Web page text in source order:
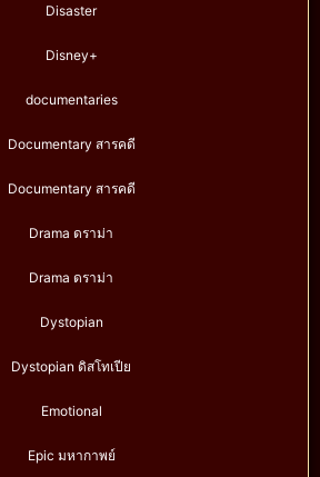
Disaster
Disney+
documentaries
Documentary สารคดี
Documentary สารคดี
Drama ดราม่า
Drama ดราม่า
Dystopian
Dystopian ดิสโทเปีย
Emotional
Epic มหากาพย์